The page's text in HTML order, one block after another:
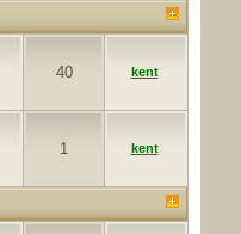
40 kent
1 kent